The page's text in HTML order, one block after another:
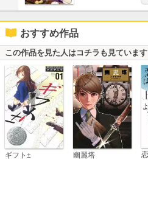
おすすめ作品
この作品を見た人はコチラも見ています
ギフト± 幽麗塔